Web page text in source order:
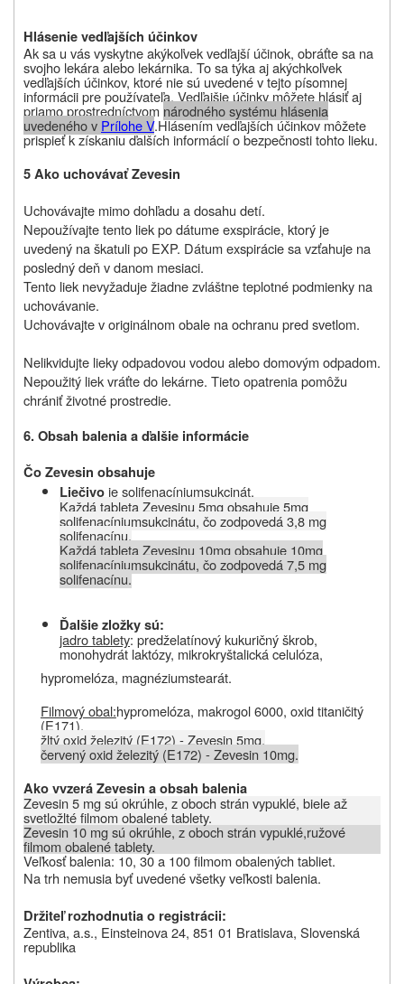
Hlásenie vedľajších účinkov
Ak sa u vás vyskytne akýkoľvek vedľajší účinok, obráťte sa na
svojho lekára alebo lekárnika. To sa týka aj akýchkoľvek
vedľajších účinkov, ktoré nie sú uvedené v tejto písomnej
informácii pre používateľa. Vedľajšie účinky môžete hlásiť aj
priamo prostredníctvom národného systému hlásenia
uvedeného v Prílohe V.Hlásením vedľajších účinkov môžete
prispieť k získaniu ďalších informácií o bezpečnosti tohto lieku.
5 Ako uchovávaťZevesin
Uchovávajte mimo dohľadu a dosahu detí.
Nepoužívajte tento liek po dátume exspirácie, ktorý je
uvedený na škatuli po EXP. Dátum exspirácie sa vzťahuje na
posledný deň v danom mesiaci.
Tento liek nevyžaduje žiadne zvláštne teplotné podmienky na
uchovávanie.
Uchovávajte v originálnom obale na ochranu pred svetlom.
Nelikvidujte lieky odpadovou vodou alebo domovým odpadom.
Nepoužitý liek vráťte do lekárne. Tieto opatrenia pomôžu
chrániť životné prostredie.
6.Obsah balenia aďalšie informácie
Čo Zevesin obsahuje
Liečivoje solifenacíniumsukcinát.
Každá tableta Zevesinu 5mg obsahuje 5mg
solifenacíniumsukcinátu, čo zodpovedá 3,8 mg
solifenacínu.
Každá tableta Zevesinu 10mg obsahuje 10mg
solifenacíniumsukcinátu, čo zodpovedá 7,5 mg
solifenacínu.
Ďalšie zložky sú:
jadro tablety: predželatínový kukuričný škrob,
monohydrát laktózy, mikrokryštalická celulóza,
hypromelóza, magnéziumstearát.
Filmový obal:hypromelóza, makrogol 6000, oxid titaničitý
(E171),
žltý oxid železitý (E172) - Zevesin 5mg,
červený oxid železitý (E172) - Zevesin 10mg.
Ako vyzerá Zevesin a obsah balenia
Zevesin 5 mgsú okrúhle, z oboch strán vypuklé, biele až
svetložlté filmom obalené tablety.
Zevesin 10 mg sú okrúhle,z oboch strán vypuklé,ružové
filmom obalené tablety.
Veľkosť balenia: 10, 30 a 100 filmom obalených tabliet.
Na trh nemusia byť uvedené všetky veľkosti balenia.
Držiteľ rozhodnutia o registrácii:
Zentiva, a.s., Einsteinova 24, 851 01 Bratislava, Slovenská
republika